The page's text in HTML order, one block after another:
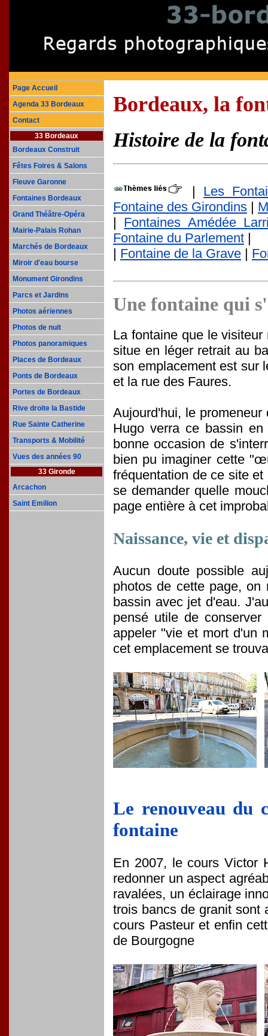
Page Accueil
Agenda 33 Bordeaux
Contact
33 Bordeaux
Bordeaux Construit
Fêtes Foires & Salons
Fleuve Garonne
Fontaines Bordeaux
Grand Théâtre-Opéra
Mairie-Palais Rohan
Marchés de Bordeaux
Miroir d'eau bourse
Monument Girondins
Parcs et Jardins
Photos aériennes
Photos de nuit
Photos panoramiques
Places de Bordeaux
Ponts de Bordeaux
Portes de Bordeaux
Rive droite la Bastide
Rue Sainte Catherine
Transports & Mobilité
Vues des années 90
33 Gironde
Arcachon
Saint Emilion
Bordeaux, la
Histoire de la
| Les
Fontaine des Girondins |
| Fontaines Amédée
Fontaine du Parlement |
| Fontaine de la Grave |
Une fontaine qui
La fontaine que le
situe en léger retrait au
son emplacement est sur
et la rue des Faures.
Aujourd'hui, le
Hugo verra ce bassin
bonne occasion de
bien pu imaginer cette
fréquentation de ce site
se demander quelle
page entière à cet
Naissance, vie et
Aucun doute possible
photos de cette page, on
bassin avec jet d'eau.
pensé utile de
appeler "vie et mort d'un
cet emplacement se
Le renouveau du
fontaine
En 2007, le cours Victor
redonner un aspect
ravalées, un éclairage
trois bancs de granit sont
cours Pasteur et enfin
de Bourgogne